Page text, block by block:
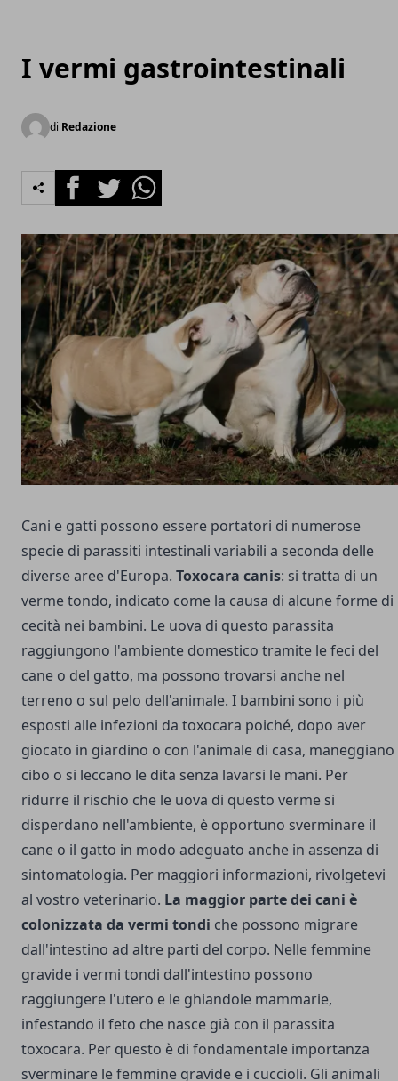
I vermi gastrointestinali
di Redazione
FacebookTwitterWhatsapp
Cani e gatti possono essere portatori di numerose
specie di parassiti intestinali variabili a seconda delle
diverse aree d'Europa. Toxocara canis: si tratta di un
verme tondo, indicato come la causa di alcune forme di
cecità nei bambini. Le uova di questo parassita
raggiungono l'ambiente domestico tramite le feci del
cane o del gatto, ma possono trovarsi anche nel
terreno o sul pelo dell'animale. I bambini sono i più
esposti alle infezioni da toxocara poiché, dopo aver
giocato in giardino o con l'animale di casa, maneggiano
cibo o si leccano le dita senza lavarsi le mani. Per
ridurre il rischio che le uova di questo verme si
disperdano nell'ambiente, è opportuno sverminare il
cane o il gatto in modo adeguato anche in assenza di
sintomatologia. Per maggiori informazioni, rivolgetevi
al vostro veterinario. La maggior parte dei cani è
colonizzata da vermi tondi che possono migrare
dall'intestino ad altre parti del corpo. Nelle femmine
gravide i vermi tondi dall'intestino possono
raggiungere l'utero e le ghiandole mammarie,
infestando il feto che nasce già con il parassita
toxocara. Per questo è di fondamentale importanza
sverminare le femmine gravide e i cuccioli. Gli animali